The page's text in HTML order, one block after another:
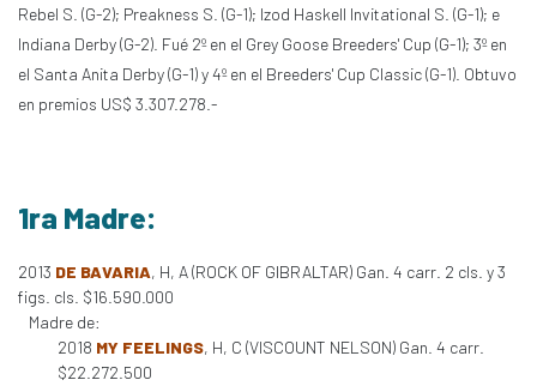
Rebel S. (G-2); Preakness S. (G-1); Izod Haskell Invitational S. (G-1); e
Indiana Derby (G-2). Fué 2º en el Grey Goose Breeders' Cup (G-1); 3º en
el Santa Anita Derby (G-1) y 4º en el Breeders' Cup Classic (G-1). Obtuvo
en premios US$ 3.307.278.-
1ra Madre:
2013 DE BAVARIA, H, A (ROCK OF GIBRALTAR) Gan. 4 carr. 2 cls. y 3
figs. cls. $16.590.000
Madre de:
2018 MY FEELINGS, H, C (VISCOUNT NELSON) Gan. 4 carr.
$22.272.500